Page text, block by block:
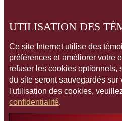
UTILISATION DES
Ce site Internet utilise des
préférences et améliorer votre
refuser les cookies optionnels,
du site seront sauvegardés
l'utilisation des cookies,
confidentialité.